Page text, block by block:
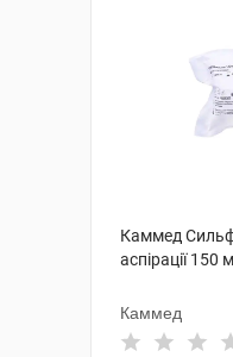
Каммед
аспірації 150
Каммед